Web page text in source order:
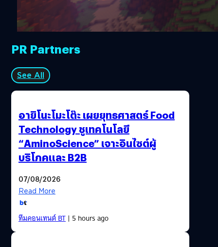
PR Partners
See All
อายิโนะโมะโต๊ะ เผยยุทธศาสตร์ Food
Technology ชูเทคโนโลยี
“AminoScience” เจาะอินไซต์ผู้
บริโภคและ B2B
07/08/2026
Read More
ทีมคอนเทนต์ BT| 5 hours ago